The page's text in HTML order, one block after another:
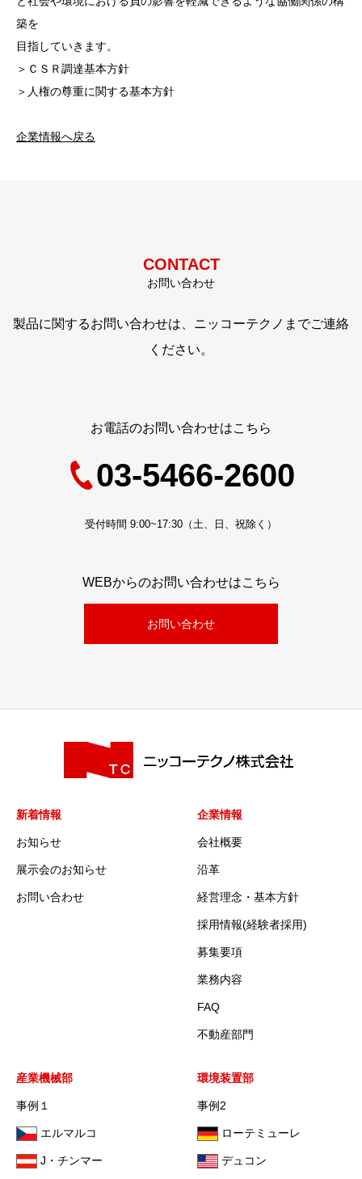
築を
目指していきます。
＞ＣＳＲ調達基本方針
＞人権の尊重に関する基本方針
企業情報へ戻る
CONTACT
お問い合わせ
製品に関するお問い合わせは、ニッコーテクノまでご連絡
ください。
お電話のお問い合わせはこちら
03-5466-2600
受付時間 9:00~17:30（土、日、祝除く）
WEBからのお問い合わせはこちら
お問い合わせ
新着情報
お知らせ
展示会のお知らせ
お問い合わせ
企業情報
会社概要
沿革
経営理念・基本方針
採用情報(経験者採用)
募集要項
業務内容
FAQ
不動産部門
産業機械部
事例１
エルマルコ
J・チンマー
環境装置部
事例2
ローテミューレ
デュコン